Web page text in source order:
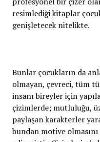
resimlediği kitaplar
genişletecek nitelikte.
Bunlar çocukların da
olmayan, çevreci, tüm
insanı bireyler için
çizimlerde; mutluluğu,
paylaşan karakterler
bundan motive